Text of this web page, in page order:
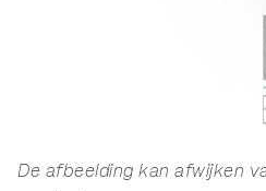
De afbeelding kan afwijken